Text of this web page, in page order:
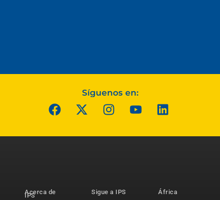
Síguenos en:
Acerca de
IPS
Sigue a IPS
África